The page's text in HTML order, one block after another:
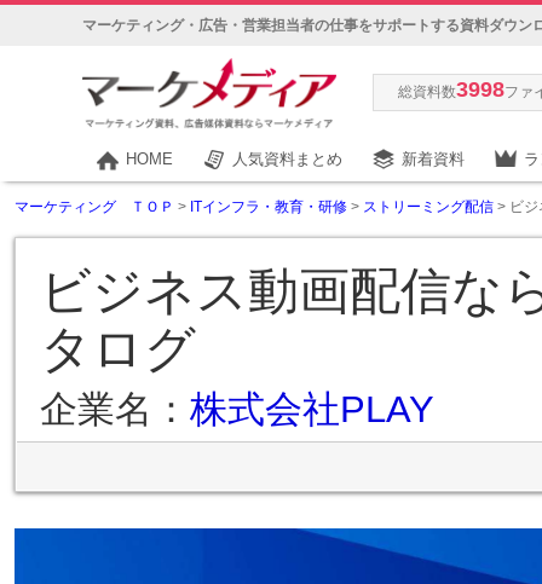
マーケティング・広告・営業担当者の仕事をサポートする資料ダウン
総資料数3998ファ
HOME 人気資料まとめ 新着資料
マーケティング ＴＯＰ > ITインフラ・教育・研修 > ストリーミング配信 > ビジ
ビジネス動画配信な
タログ
企業名： 株式会社PLAY